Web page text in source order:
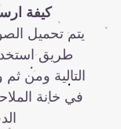
كيفة
يتم تحميل
طريق
التالية ومن
في خانة